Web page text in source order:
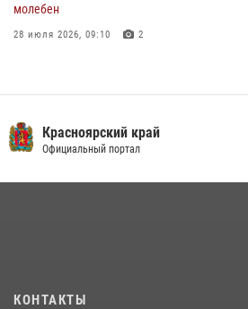
молебен
28 июля 2026, 09:10 2
10 июля 2026, 06:18 4
Военнослужащие Росгвардии
Росгвардии получили штатное вооружение
10 июля 2026, 06:21
Красноярский край
Официальный портал
КОНТАКТЫ